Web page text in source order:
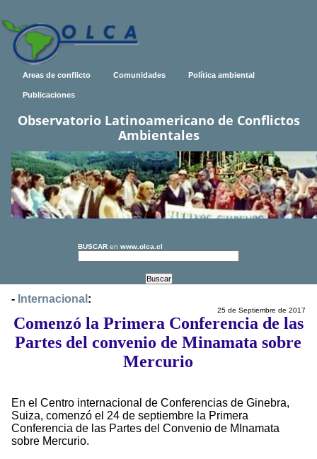
Areas de conflicto Comunidades Política ambiental
Publicaciones
Observatorio Latinoamericano de Conflictos
Ambientales
BUSCAR en www.olca.cl
- Internacional :
25 de Septiembre de 2017
Comenzó la Primera Conferencia de las
Partes del convenio de Minamata sobre
Mercurio
En el Centro internacional de Conferencias de Ginebra,
Suiza, comenzó el 24 de septiembre la Primera
Conferencia de las Partes del Convenio de MInamata
sobre Mercurio.